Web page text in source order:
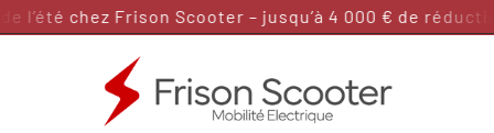
Passer
l’été chez Frison Scooter – jusqu’à 4 000 € de